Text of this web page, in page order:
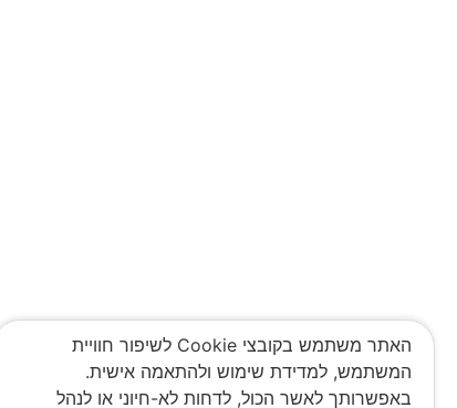
האתר משתמש בקובצי Cookie לשיפור חוויית
המשתמש, למדידת שימוש ולהתאמה אישית.
באפשרותך לאשר הכול, לדחות לא-חיוני או לנהל